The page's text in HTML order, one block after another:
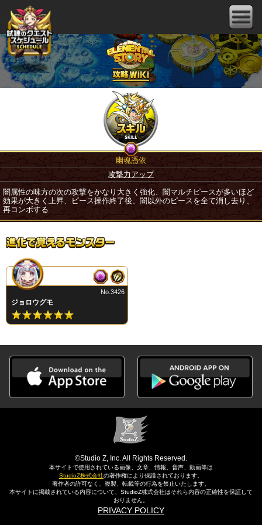
幽魂憑依
攻撃力アップ
闇属性の味方の次の攻撃をかなり大きく強化、闇マルチピースが多いほど
効果が大きく上昇、ピース操作終了後、闇以外のピースを全て消し去り、
再コンボする
ジョロウグモ
No.3426
©Studio Z, Inc. All Rights Reserved.
本サイトで使用されている画像、文章、情報、音声、動画等は
StudioZ株式会社の著作権により保護されております。
著作者の許可なく、複製、転載等の行為を禁止いたします。
本サイトに掲載されている内容について、StudioZ株式会社はそれら内容の正確性を保証して
おりません。
PRIVACY POLICY